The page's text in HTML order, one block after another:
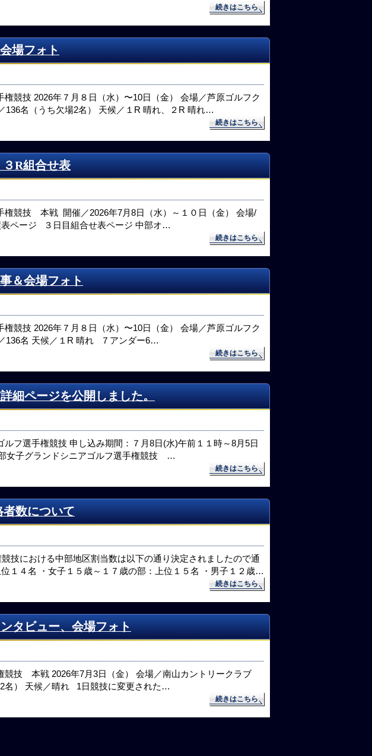
続きはこちら
場フォト
競技 2026年７月８日（水）〜10日（金） 会場／芦原ゴルフク
名（うち欠場2名） 天候／１R 晴れ、２R 晴れ…
続きはこちら
R組合せ表
権競技 本戦 開催／2026年7月8日（水）～１０日（金） 会場/
ページ ３日目組合せ表ページ 中部オ…
続きはこちら
＆会場フォト
競技 2026年７月８日（水）〜10日（金） 会場／芦原ゴルフク
136名 天候／１R 晴れ ７アンダー6…
続きはこちら
細ページを公開しました。
フ選手権競技 申し込み期間：７月8日(水)午前１１時～8月5日
子グランドシニアゴルフ選手権競技 …
続きはこちら
者数について
技における中部地区割当数は以下の通り決定されましたので通
１４名 ・女子１５歳～１７歳の部：上位１５名 ・男子１２歳…
続きはこちら
タビュー、会場フォト
競技 本戦 2026年7月3日（金） 会場／南山カントリークラブ
名） 天候／晴れ 1日競技に変更された…
続きはこちら